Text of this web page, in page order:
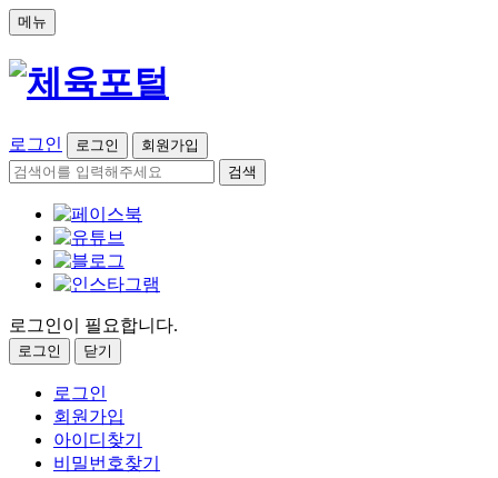
메뉴
로그인 로그인
회원가입
검색
로그인이 필요합니다.
로그인 닫기
로그인
회원가입
아이디찾기
비밀번호찾기